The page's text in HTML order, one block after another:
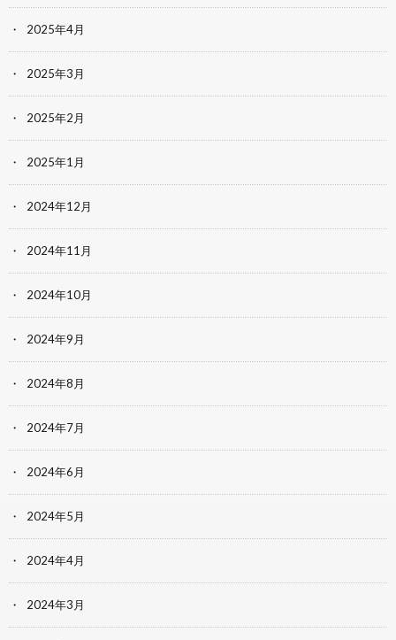
2025年4月
2025年3月
2025年2月
2025年1月
2024年12月
2024年11月
2024年10月
2024年9月
2024年8月
2024年7月
2024年6月
2024年5月
2024年4月
2024年3月